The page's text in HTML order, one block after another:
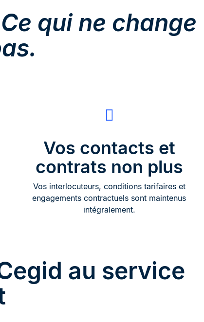
Ce qui ne change
Vos contacts et
contrats non plus
Vos interlocuteurs, conditions tarifaires et
engagements contractuels sont maintenus
intégralement.
au service